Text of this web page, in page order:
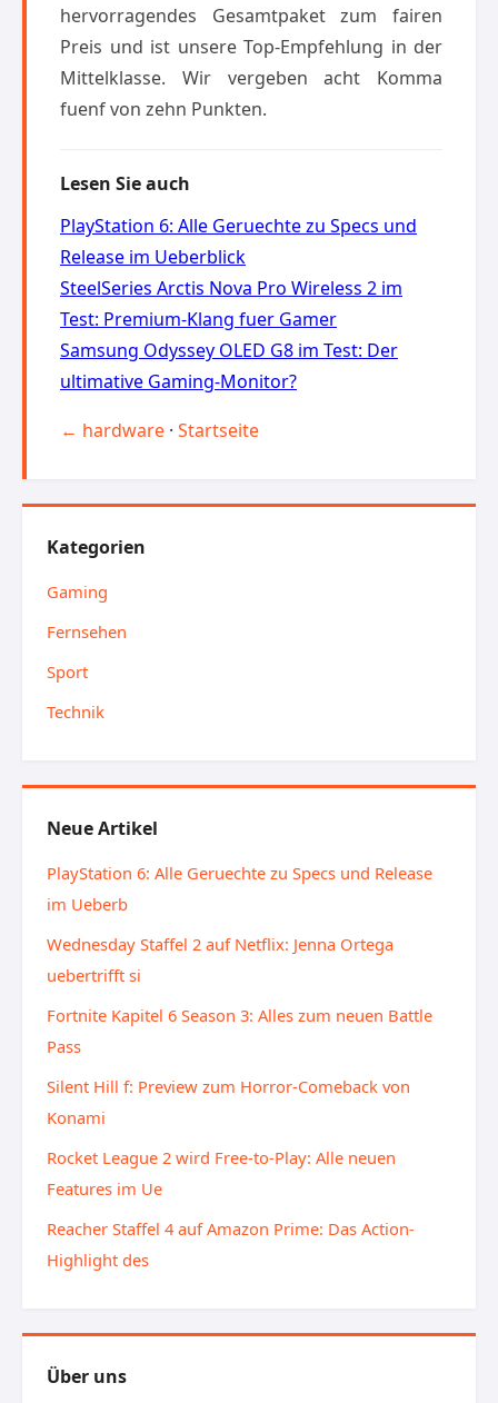
hervorragendes Gesamtpaket zum fairen
Preis und ist unsere Top-Empfehlung in der
Mittelklasse. Wir vergeben acht Komma
fuenf von zehn Punkten.
Lesen Sie auch
PlayStation 6: Alle Geruechte zu Specs und
Release im Ueberblick
SteelSeries Arctis Nova Pro Wireless 2 im
Test: Premium-Klang fuer Gamer
Samsung Odyssey OLED G8 im Test: Der
ultimative Gaming-Monitor?
← hardware · Startseite
Kategorien
Gaming
Fernsehen
Sport
Technik
Neue Artikel
PlayStation 6: Alle Geruechte zu Specs und Release
im Ueberb
Wednesday Staffel 2 auf Netflix: Jenna Ortega
uebertrifft si
Fortnite Kapitel 6 Season 3: Alles zum neuen Battle
Pass
Silent Hill f: Preview zum Horror-Comeback von
Konami
Rocket League 2 wird Free-to-Play: Alle neuen
Features im Ue
Reacher Staffel 4 auf Amazon Prime: Das Action-
Highlight des
Über uns